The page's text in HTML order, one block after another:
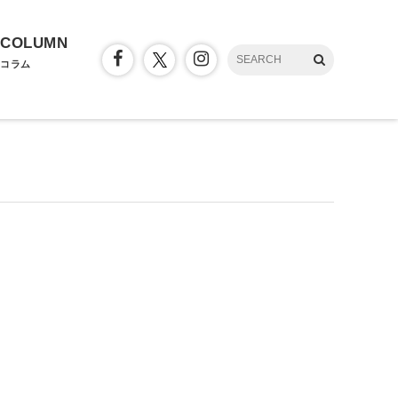
COLUMN
コラム